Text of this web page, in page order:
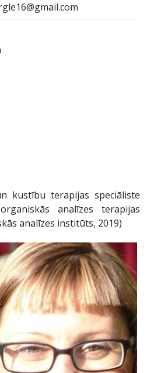
kustību terapijas speciāliste
analīzes terapijas
analīzes institūts, 2019)